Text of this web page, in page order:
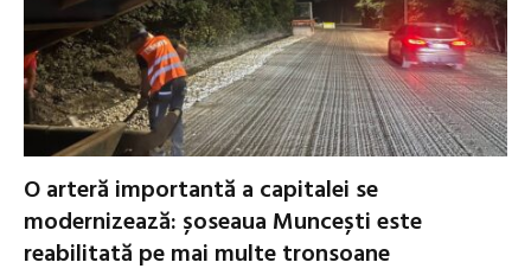
O arteră importantă a capitalei se
modernizează: șoseaua Muncești este
reabilitată pe mai multe tronsoane